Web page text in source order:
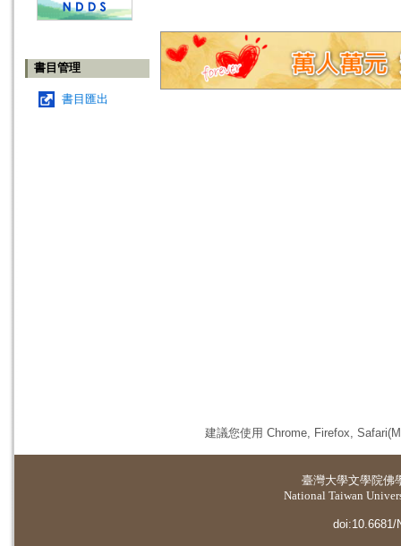
書目管理
書目匯出
建議您使用 Chrome, Firefox,
臺灣大學文學院佛
National Taiwan
doi:10.6681/